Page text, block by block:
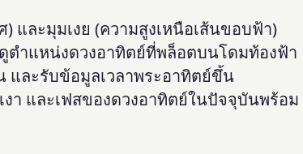
และมุมเงย (ความสูงเหนือเส้นขอบฟ้า)
ตำแหน่งดวงอาทิตย์ที่พล็อตบนโดมท้องฟ้า
และรับข้อมูลเวลาพระอาทิตย์ขึ้น
า และเฟสของดวงอาทิตย์ในปัจจุบันพร้อม